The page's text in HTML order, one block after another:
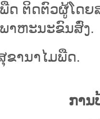
ຕິດຕົວຜູ້ໂດຍສ
ຫະນະຂົນສົ່ງ.
ານາໄມພືດ.
ການ